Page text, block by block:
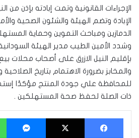
الإجراءات القانونية وتمت إبادته بإذن من
الإبادة وتضم الهيئة والشئون الصحية
الدمازين ومباحث التموين وحماية
وشدد الأمين الطيب مدير الهيئة
بإقليم النيل الازرق على أصحاب محلات
والمخابز بضرورة الاهتمام بتاريخ
للمحافظة علي جودة المنتج مؤكدًا
ذات الصلة لحفظ صحة المستهلكين .
فيسبوك ‫X ماسنجر